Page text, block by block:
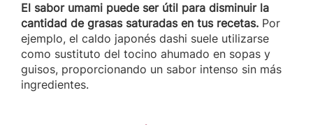
El sabor umami puede ser útil para disminuir la
cantidad de grasas saturadas en tus recetas. Por
ejemplo, el caldo japonés dashi suele utilizarse
como sustituto del tocino ahumado en sopas y
guisos, proporcionando un sabor intenso sin más
ingredientes.